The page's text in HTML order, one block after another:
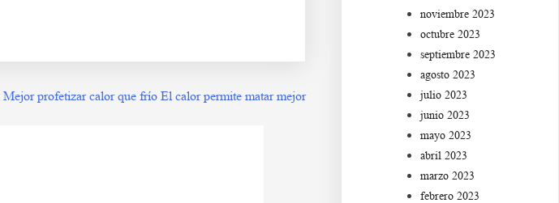
Mejor profetizar calor que frío El calor permite matar mejor
noviembre 2023
octubre 2023
septiembre 2023
agosto 2023
julio 2023
junio 2023
mayo 2023
abril 2023
marzo 2023
febrero 2023